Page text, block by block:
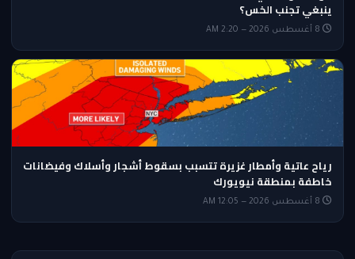
ينبغي تجنب الخس؟
رياح عاتية وأمطار غزيرة تتسبب بسقوط أشجار وأسلاك وفيضانات
خاطفة بمنطقة نيويورك